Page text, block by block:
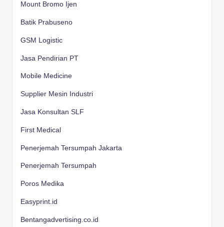
Mount Bromo Ijen
Batik Prabuseno
GSM Logistic
Jasa Pendirian PT
Mobile Medicine
Supplier Mesin Industri
Jasa Konsultan SLF
First Medical
Penerjemah Tersumpah Jakarta
Penerjemah Tersumpah
Poros Medika
Easyprint.id
Bentangadvertising.co.id